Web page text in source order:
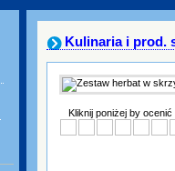
Kulinaria i prod.
Kliknij poniżej by ocenić